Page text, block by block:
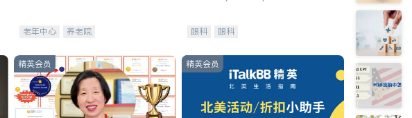
老年中心 养老院 眼科 眼科
精英会员 精英会员